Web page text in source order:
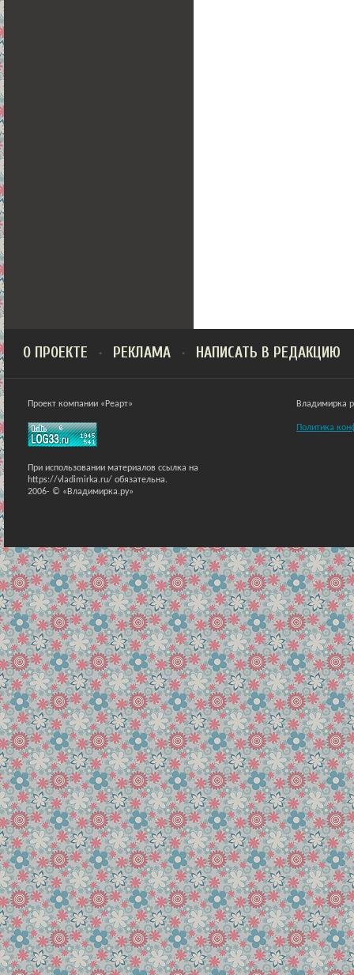
О ПРОЕКТЕ РЕКЛАМА НАПИСАТЬ В РЕДАКЦИЮ
Проект компании «Реарт»
При использовании материалов ссылка на
https://vladimirka.ru/ обязательна.
2006- © «Владимирка.ру»
Владимирка
Политика